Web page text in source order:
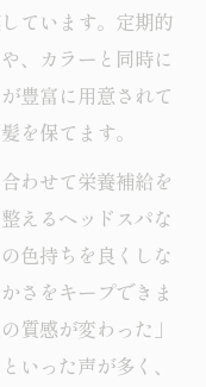
ています。定期的
、カラーと同時に
豊富に用意されて
を保てます。
わせて栄養補給を
えるヘッドスパな
色持ちを良くしな
さをキープできま
質感が変わった」
いった声が多く、